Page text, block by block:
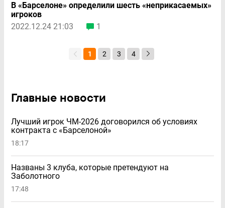
В «Барселоне» определили шесть «неприкасаемых»
игроков
2022.12.24 21:03
1
1 2 3 4
Главные новости
Лучший игрок ЧМ-2026 договорился об условиях
контракта с «Барселоной»
18:17
Названы 3 клуба, которые претендуют на
Заболотного
17:48